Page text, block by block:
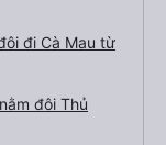
đi Cà Mau từ
đôi Thủ